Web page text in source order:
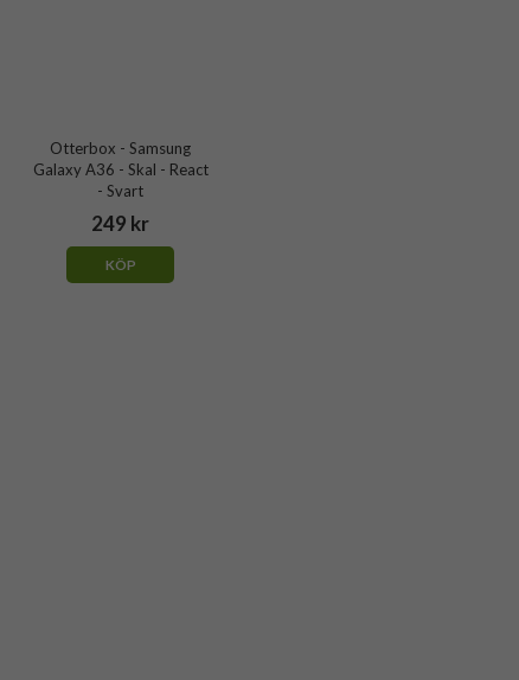
Otterbox - Samsung
Galaxy A36 - Skal - React
- Svart
249 kr
KÖP